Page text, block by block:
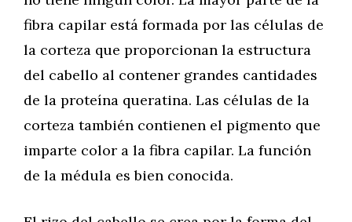
fibra capilar está formada por las células de
la corteza que proporcionan la estructura
del cabello al contener grandes cantidades
de la proteína queratina. Las células de la
corteza también contienen el pigmento que
imparte color a la fibra capilar. La función
de la médula es bien conocida.